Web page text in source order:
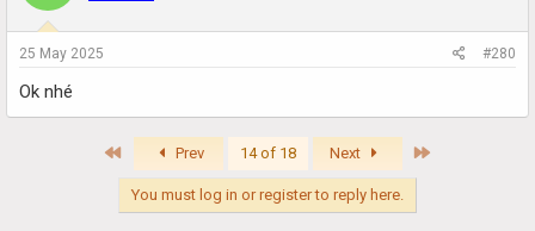
25 May 2025 #280
Ok nhé
First Prev 14 of 18 Next
You must log in or register to reply here.